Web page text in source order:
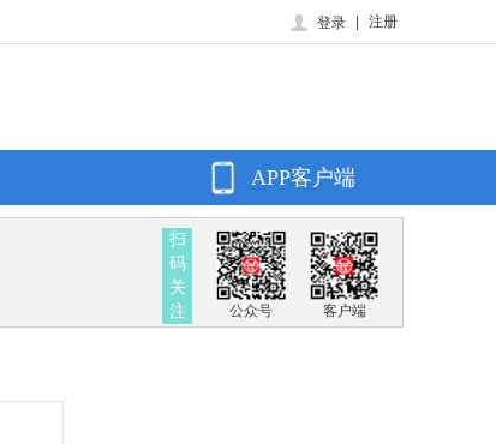
登录 注册
APP客户端
扫
码
关
注
公众号 客户端